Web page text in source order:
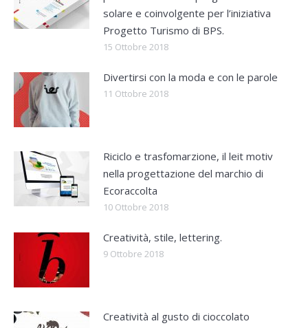
solare e coinvolgente per l’iniziativa
Progetto Turismo di BPS.
15 Ottobre 2018
Divertirsi con la moda e con le parole
11 Ottobre 2018
Riciclo e trasfomarzione, il leit motiv
nella progettazione del marchio di
Ecoraccolta
10 Ottobre 2018
Creatività, stile, lettering.
9 Ottobre 2018
Creatività al gusto di cioccolato